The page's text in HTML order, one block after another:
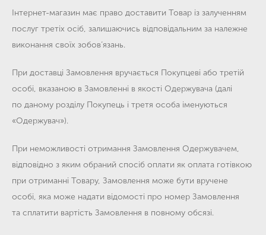
Інтернет-магазин має право доставити Товар із залученням
послуг третіх осіб, залишаючись відповідальним за належне
виконання своїх зобов’язань.
При доставці Замовлення вручається Покупцеві або третій
особі, вказаною в Замовленні в якості Одержувача (далі
по даному розділу Покупець і третя особа іменуються
«Одержувач»).
При неможливості отримання Замовлення Одержувачем,
відповідно з яким обраний спосіб оплати як оплата готівкою
при отриманні Товару, Замовлення може бути вручене
особі, яка може надати відомості про номер Замовлення
та сплатити вартість Замовлення в повному обсязі.